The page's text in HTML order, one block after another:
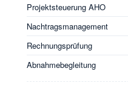
Projektsteuerung AHO
Nachtragsmanagement
Rechnungsprüfung
Abnahmebegleitung